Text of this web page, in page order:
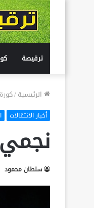
ترقيصة
الرئيسية/
أخبار الانتقالات
سلطان محمود